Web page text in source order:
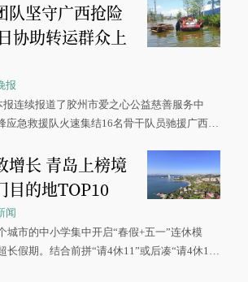
队坚守广西抢险
协助转运群众上
报
连续报道了胶州市爱之心公益慈善服务中
应急救援队火速集结16名骨干队员驰援广西灾
增长 青岛上榜境
目的地TOP10
闻
城市的中小学集中开启“春假+五一”连休模
长假期。结合前拼“请4休11”或后凑“请4休1